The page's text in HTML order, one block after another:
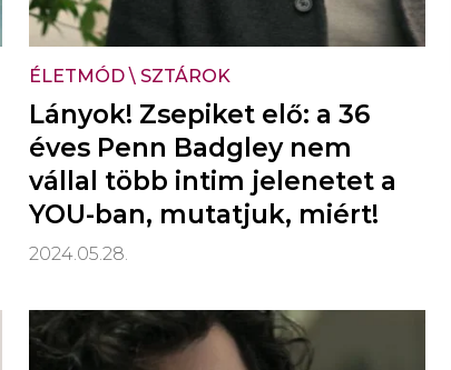
ÉLETMÓD\ SZTÁROK
Lányok! Zsepiket elő: a 36
éves Penn Badgley nem
vállal több intim jelenetet a
YOU-ban, mutatjuk, miért!
2024.05.28.